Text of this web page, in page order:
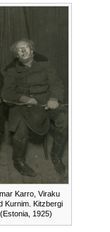
Karro, Viraku
Kurnim. Kitzbergi
(Estonia, 1925)